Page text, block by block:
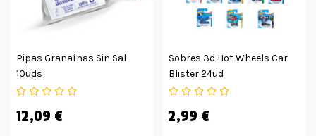
Pipas Granaínas Sin Sal
10uds
12,09 €
Sobres 3d Hot Wheels Car
Blister 24ud
2,99 €